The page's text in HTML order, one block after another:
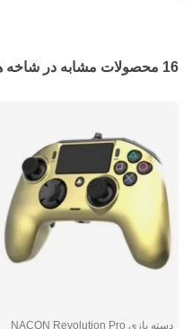
16 محصولات مشابه در شاخه های مختلف:
دسته بازی NACON Revolution Pro